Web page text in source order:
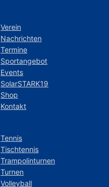
Verein
Nachrichten
Termine
Sportangebot
Events
SolarSTARK19
Shop
Kontakt
Tennis
Tischtennis
Trampolinturnen
Turnen
Volleyball